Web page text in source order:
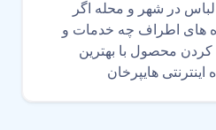
در شهر و محله اگر
های اطراف چه خدمات و
کردن محصول با بهترین
هایپرخان